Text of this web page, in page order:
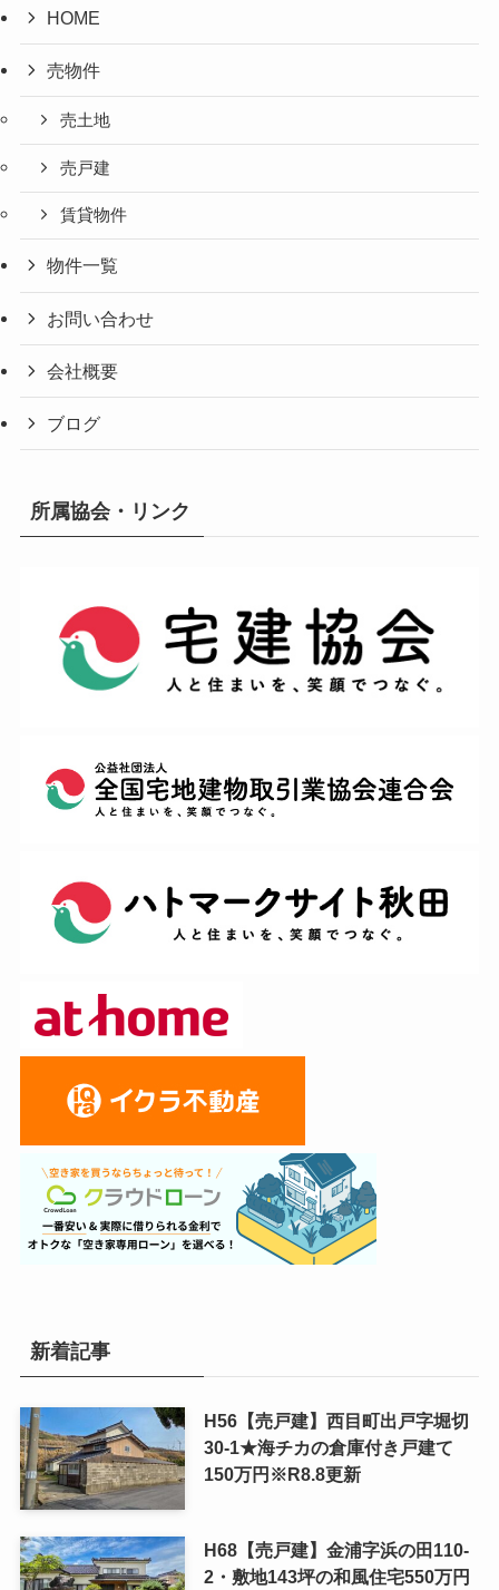
HOME
売物件
売土地
売戸建
賃貸物件
物件一覧
お問い合わせ
会社概要
ブログ
所属協会・リンク
新着記事
H56【売戸建】西目町出戸字堀切
30-1★海チカの倉庫付き戸建て
150万円※R8.8更新
H68【売戸建】金浦字浜の田110-
2・敷地143坪の和風住宅550万円